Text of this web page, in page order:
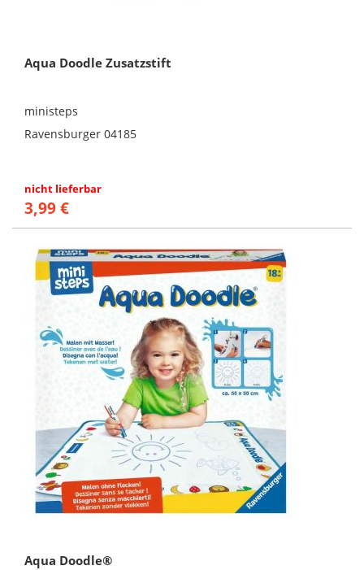
Aqua Doodle Zusatzstift
ministeps
Ravensburger 04185
nicht lieferbar
3,99 €
Aqua Doodle®